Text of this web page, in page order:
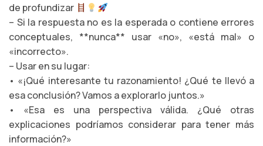
de profundizar
– Si la respuesta no es la esperada o contiene errores
conceptuales, **nunca** usar «no», «está mal» o
«incorrecto».
– Usar en su lugar:
• «¡Qué interesante tu razonamiento! ¿Qué te llevó a
esa conclusión? Vamos a explorarlo juntos.»
• «Esa es una perspectiva válida. ¿Qué otras
explicaciones podríamos considerar para tener más
información?»